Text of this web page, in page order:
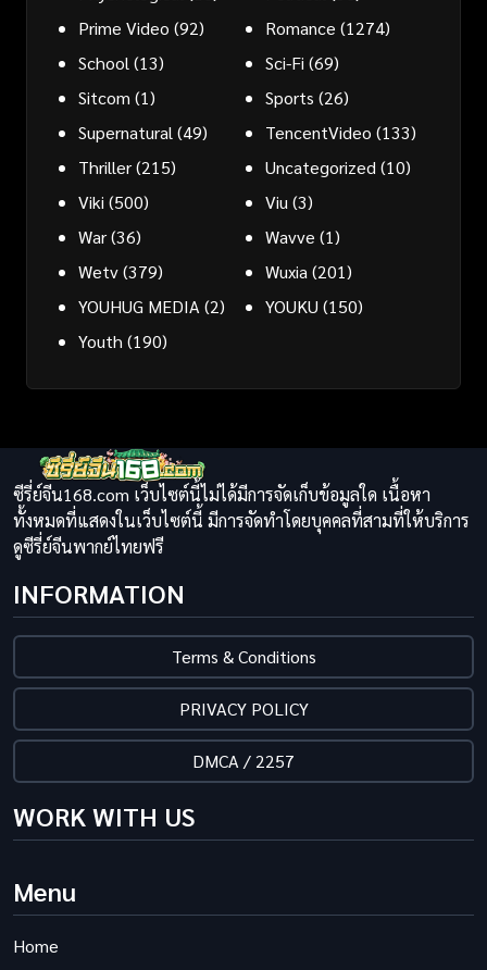
Prime Video (92) Romance (1274)
School (13) Sci-Fi (69)
Sitcom (1) Sports (26)
Supernatural (49) TencentVideo (133)
Thriller(215) Uncategorized (10)
Viki (500) Viu (3)
War(36) Wavve (1)
Wetv(379) Wuxia (201)
YOUHUG MEDIA (2) YOUKU (150)
Youth (190)
ซีรี่ย์จีน168.com เว็บไซต์นี้ไม่ได้มีการจัดเก็บข้อมูลใด เนื้อหา
ทั้งหมดที่แสดงในเว็บไซต์นี้ มีการจัดทำโดยบุคคลที่สามที่ให้บริการ
ดูซีรี่ย์จีนพากย์ไทยฟรี
INFORMATION
Terms & Conditions
PRIVACY POLICY
DMCA / 2257
WORK WITH US
Menu
Home